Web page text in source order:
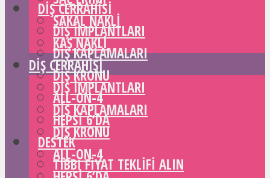
DIŞ CERRAHISI
DIŞ IMPLANTLARI
DIŞ KAPLAMALARI
DIŞ KRONU
ALL-ON-4
HEPSI 6’DA
DESTEK
TIBBI FIYAT TEKLIFI ALIN
SAKAL NAKLI
KAŞ NAKLI
DIŞ CERRAHISI
DIŞ IMPLANTLARI
DIŞ KAPLAMALARI
DIŞ KRONU
ALL-ON-4